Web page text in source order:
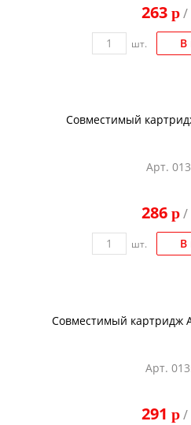
Для франкировальной
Тонер и девелопер
263 p/
шт. В
Совместимый
Арт.
286 p/
шт. В
Совместимый картридж
Арт.
291 p/